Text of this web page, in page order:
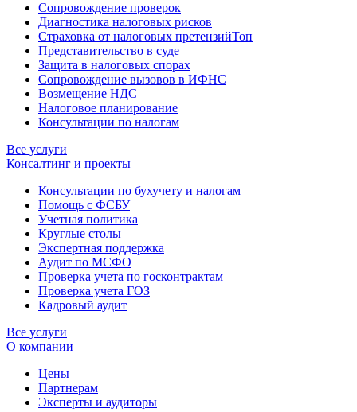
Сопровождение проверок
Диагностика налоговых рисков
Страховка от налоговых претензийТоп
Представительство в суде
Защита в налоговых спорах
Сопровождение вызовов в ИФНС
Возмещение НДС
Налоговое планирование
Консультации по налогам
Все услуги
Консалтинг и проекты
Консультации по бухучету и налогам
Помощь с ФСБУ
Учетная политика
Круглые столы
Экспертная поддержка
Аудит по МСФО
Проверка учета по госконтрактам
Проверка учета ГОЗ
Кадровый аудит
Все услуги
О компании
Цены
Партнерам
Эксперты и аудиторы